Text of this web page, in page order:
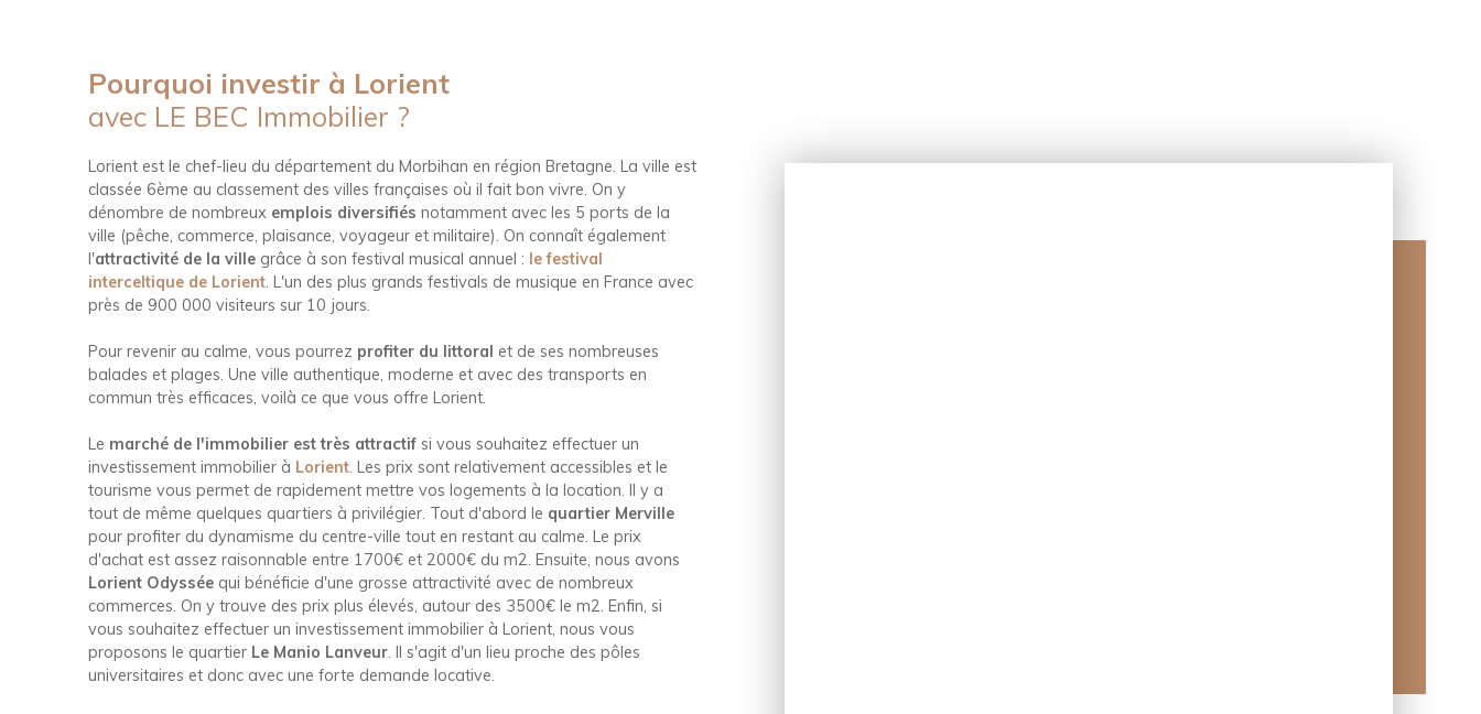
Pourquoi investir à Lorient
avec LE BEC Immobilier ?
Lorient est le chef-lieu du département du Morbihan en région Bretagne. La ville est
classée 6ème au classement des villes françaises où il fait bon vivre. On y
dénombre de nombreux emplois diversifiés notamment avec les 5 ports de la
ville (pêche, commerce, plaisance, voyageur et militaire). On connaît également
l'attractivité de la ville grâce à son festival musical annuel : le festival
interceltique de Lorient. L'un des plus grands festivals de musique en France avec
près de 900 000 visiteurs sur 10 jours.
Pour revenir au calme, vous pourrez profiter du littoral et de ses nombreuses
balades et plages. Une ville authentique, moderne et avec des transports en
commun très efficaces, voilà ce que vous offre Lorient.
Le marché de l'immobilier est très attractif si vous souhaitez effectuer un
investissement immobilier à Lorient. Les prix sont relativement accessibles et le
tourisme vous permet de rapidement mettre vos logements à la location. Il y a
tout de même quelques quartiers à privilégier. Tout d'abord le quartier Merville
pour profiter du dynamisme du centre-ville tout en restant au calme. Le prix
d'achat est assez raisonnable entre 1700€ et 2000€ du m2. Ensuite, nous avons
Lorient Odyssée qui bénéficie d'une grosse attractivité avec de nombreux
commerces. On y trouve des prix plus élevés, autour des 3500€ le m2. Enfin, si
vous souhaitez effectuer un investissement immobilier à Lorient, nous vous
proposons le quartier Le Manio Lanveur. Il s'agit d'un lieu proche des pôles
universitaires et donc avec une forte demande locative.